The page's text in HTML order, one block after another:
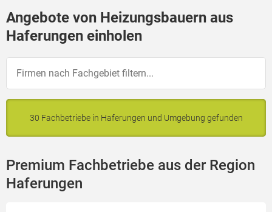
Angebote von Heizungsbauern aus
Haferungen einholen
30 Fachbetriebe in Haferungen und Umgebung gefunden
Premium Fachbetriebe aus der Region
Haferungen